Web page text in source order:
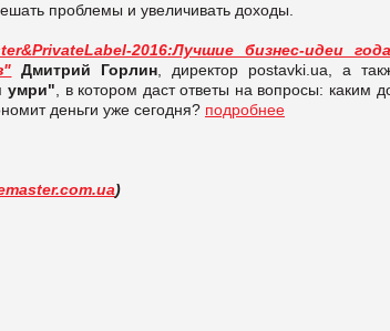
проблемы и увеличивать доходы.
2016:Лучшие бизнес-идеи
Дмитрий Горлин , директор postavki.ua, а
умри" , в котором даст ответы на вопросы: каким
деньги уже сегодня? подробнее
)